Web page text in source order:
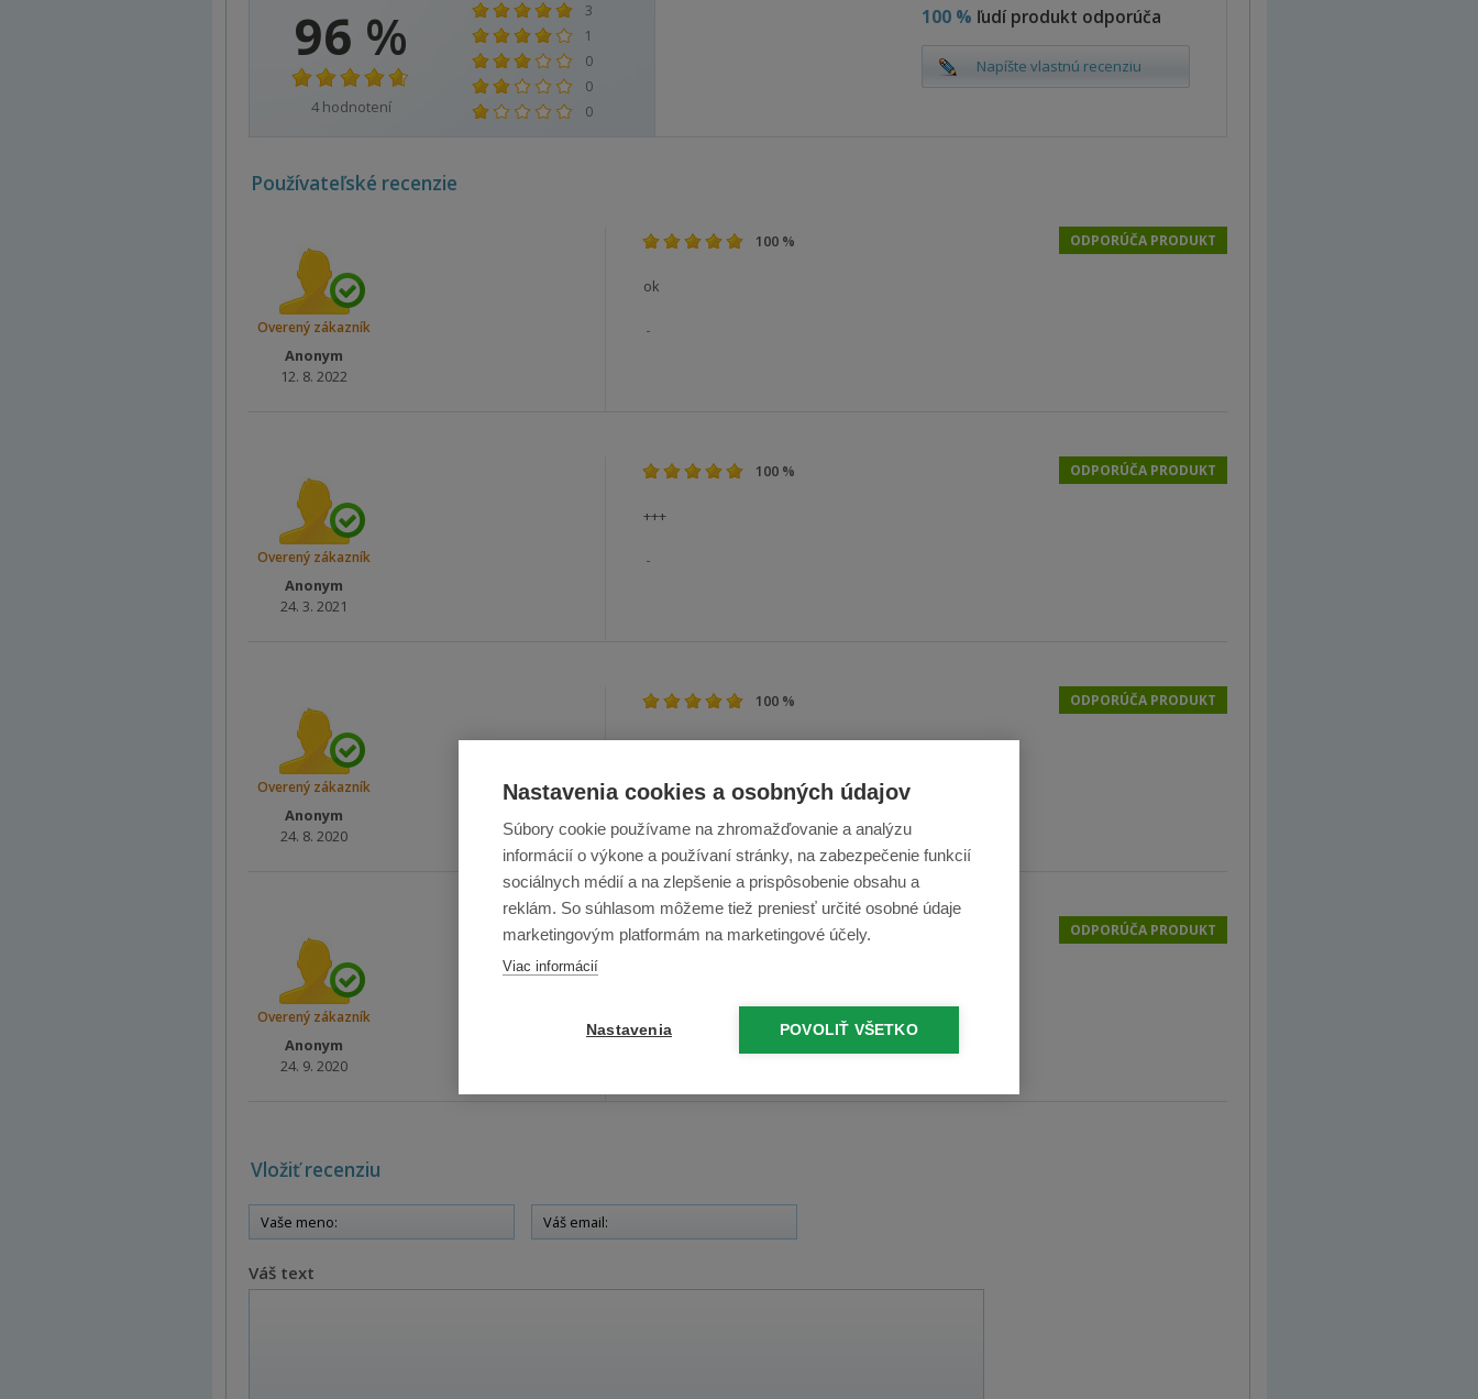
96 %
4hodnotení
3
1
0
0
0
100 % ľudí produkt odporúča
Napíšte vlastnú recenziu
Používateľské recenzie
Overený zákazník
Anonym
12. 8. 2022
100 % ODPORÚČA PRODUKT
ok
Overený zákazník
Anonym
24. 3. 2021
100 % ODPORÚČA PRODUKT
+++
Overený zákazník
Anonym
24. 8. 2020
100 % ODPORÚČA PRODUKT
OK
Overený zákazník
Anonym
24. 9. 2020
80 % ODPORÚČA PRODUKT
Vložiť recenziu
Váš text
Nastavenia cookies a osobných údajov
Súbory cookie používame na zhromažďovanie a analýzu
informácií o výkone a používaní stránky, na zabezpečenie funkcií
sociálnych médií a na zlepšenie a prispôsobenie obsahu a
reklám. So súhlasom môžeme tiež preniesť určité osobné údaje
marketingovým platformám na marketingové účely.
Viac informácií
Nastavenia POVOLIŤ VŠETKO